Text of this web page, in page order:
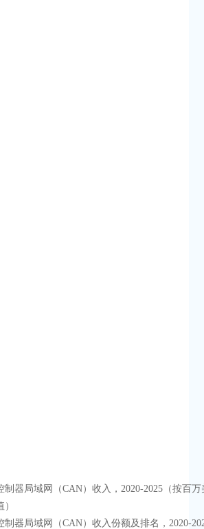
制器局域网（CAN）收入，2020-2025（按百
制器局域网（CAN）收入份额及排名，2020-